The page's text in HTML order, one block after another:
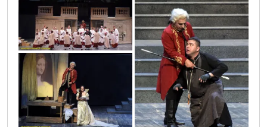
vic2430
vic2432
vic2437